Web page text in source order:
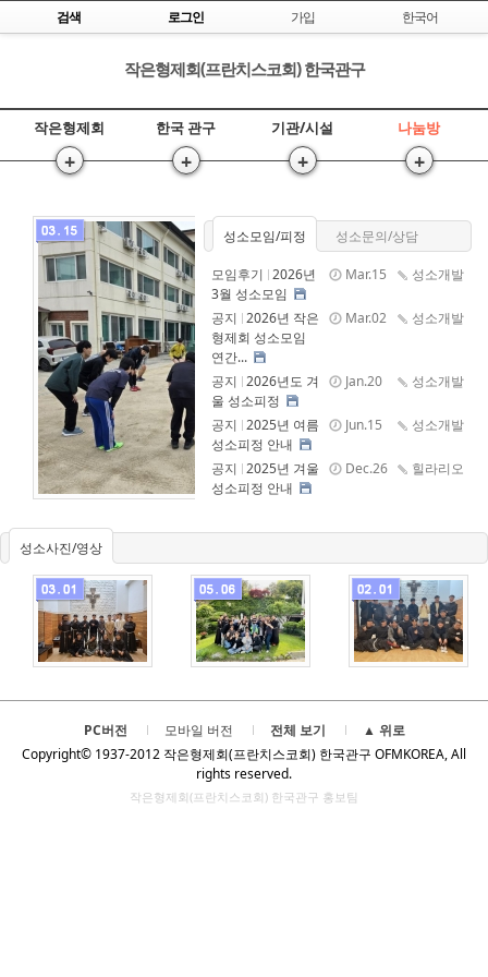
Skip to content
검색 로그인 가입 한국어
작은형제회(프란치스코회) 한국관구
작은형제회
+
한국 관구
+
기관/시설
+
나눔방
+
more
성소모임/피정 성소문의/상담
모임후기 2026년
3월 성소모임
Mar.15 성소개발
공지 2026년 작은
형제회 성소모임
연간...
Mar.02 성소개발
공지 2026년도 겨
울 성소피정
Jan.20 성소개발
공지 2025년 여름
성소피정 안내
Jun.15 성소개발
공지 2025년 겨울
성소피정 안내
Dec.26 힐라리오
성소사진/영상
피정
성소개발
최스테파노
피정 이모저모
최스테파노
PC버전 모바일 버전 전체 보기
▲ 위로
Copyright© 1937-2012 작은형제회(프란치스코회) 한국관구 OFMKOREA, All
rights reserved.
작은형제회(프란치스코회) 한국관구 홍보팀